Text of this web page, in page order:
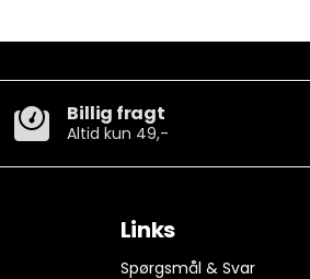
Billig fragt
Altid kun 49,-
Links
Spørgsmål & Svar